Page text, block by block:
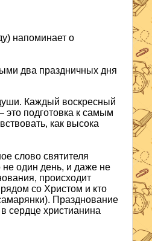
напоминает о
два праздничных дня
Каждый воскресный
это подготовка к самым
как высока
слово святителя
не один день, и даже не
происходит
со Христом и кто
Празднование
сердце христианина